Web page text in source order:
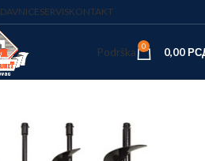
SERVISKONTAKT
Podrška 0 0,00